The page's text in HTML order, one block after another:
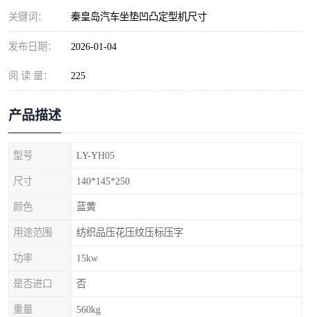
关键词： 秦皇岛汽车坐垫凹凸定型机尺寸
发布日期： 2026-01-04
阅 读 量： 225
产品描述
型号 LY-YH05
尺寸 140*145*250
颜色 蓝黄
用途范围 纺织品压花压纹压标压字
功率 15kw
是否进口 否
重量 560kg